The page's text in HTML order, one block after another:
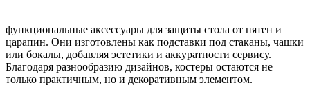
функциональные аксессуары для защиты стола от пятен и
царапин. Они изготовлены как подставки под стаканы, чашки
или бокалы, добавляя эстетики и аккуратности сервису.
Благодаря разнообразию дизайнов, костеры остаются не
только практичным, но и декоративным элементом.